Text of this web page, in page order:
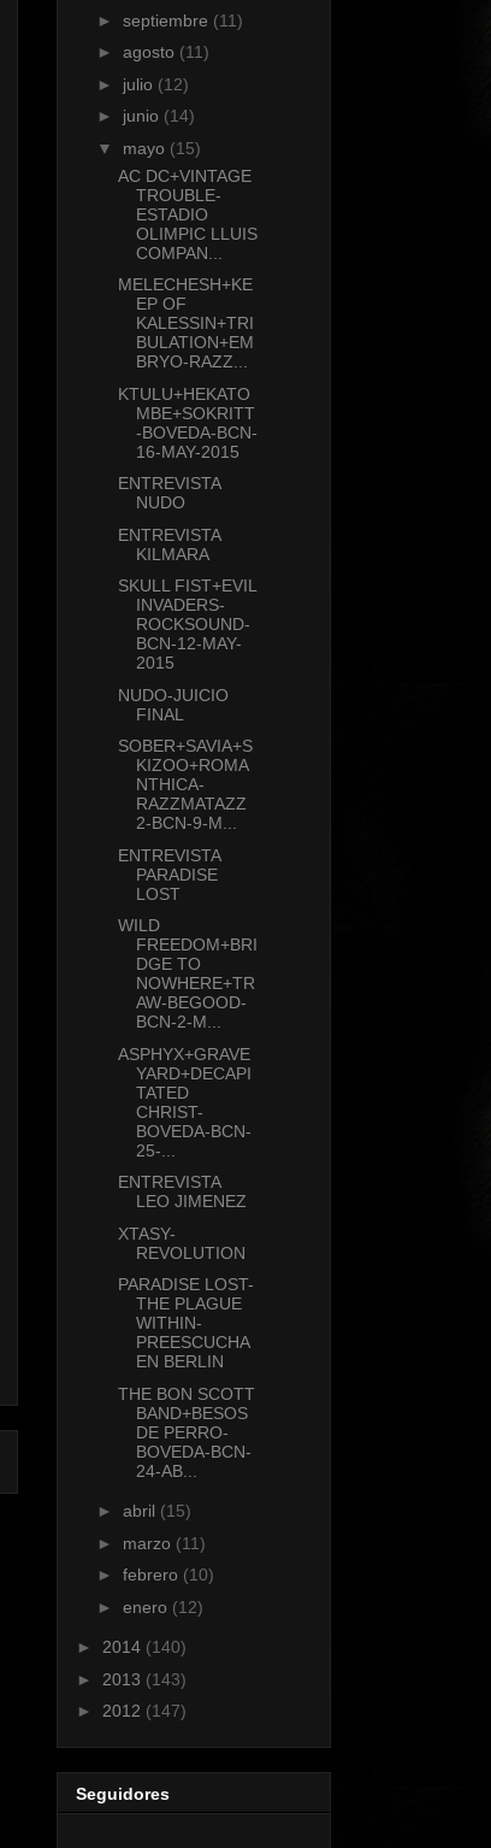
► septiembre (11)
► agosto (11)
► julio (12)
► junio (14)
▼ mayo (15)
AC DC+VINTAGE
TROUBLE-
ESTADIO
OLIMPIC LLUIS
COMPAN...
MELECHESH+KE
EP OF
KALESSIN+TRI
BULATION+EM
BRYO-RAZZ...
KTULU+HEKATO
MBE+SOKRITT
-BOVEDA-BCN-
16-MAY-2015
ENTREVISTA
NUDO
ENTREVISTA
KILMARA
SKULL FIST+EVIL
INVADERS-
ROCKSOUND-
BCN-12-MAY-
2015
NUDO-JUICIO
FINAL
SOBER+SAVIA+S
KIZOO+ROMA
NTHICA-
RAZZMATAZZ
2-BCN-9-M...
ENTREVISTA
PARADISE
LOST
WILD
FREEDOM+BRI
DGE TO
NOWHERE+TR
AW-BEGOOD-
BCN-2-M...
ASPHYX+GRAVE
YARD+DECAPI
TATED
CHRIST-
BOVEDA-BCN-
25-...
ENTREVISTA
LEO JIMENEZ
XTASY-
REVOLUTION
PARADISE LOST-
THE PLAGUE
WITHIN-
PREESCUCHA
EN BERLIN
THE BON SCOTT
BAND+BESOS
DE PERRO-
BOVEDA-BCN-
24-AB...
► abril (15)
► marzo (11)
► febrero (10)
► enero (12)
► 2014 (140)
► 2013 (143)
► 2012 (147)
Seguidores